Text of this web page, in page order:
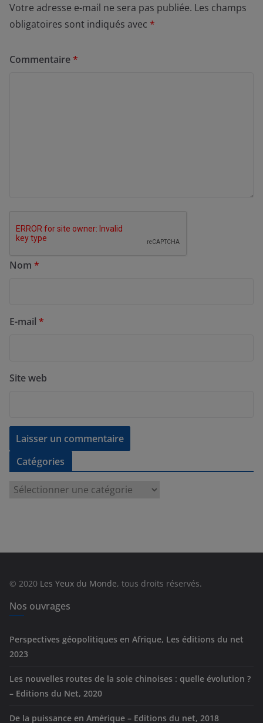
Votre adresse e-mail ne sera pas publiée. Les champs
obligatoires sont indiqués avec *
Commentaire*
Nom *
E-mail *
Site web
Catégories
e
s
© 2020 Les Yeux du Monde, tous droits réservés.
Nos ouvrages
Perspectives géopolitiques en Afrique, Les éditions du net
2023
Les nouvelles routes de la soie chinoises : quelle évolution ?
– Editions du Net, 2020
De la puissance en Amérique – Editions du net, 2018